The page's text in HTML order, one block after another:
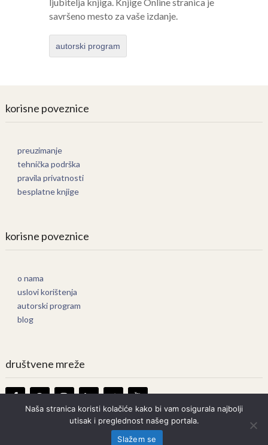
savršeno mesto za vaše izdanje.
autorski program
korisne poveznice
preuzimanje
tehnička podrška
pravila privatnosti
besplatne knjige
korisne poveznice
o nama
uslovi korištenja
autorski program
blog
društvene mreže
Knjige OnlineCopyright © 2026.
Naša stranica koristi kolačiće kako bi vam osigurala najbolji
utisak i preglednost našeg portala.
Slažem se